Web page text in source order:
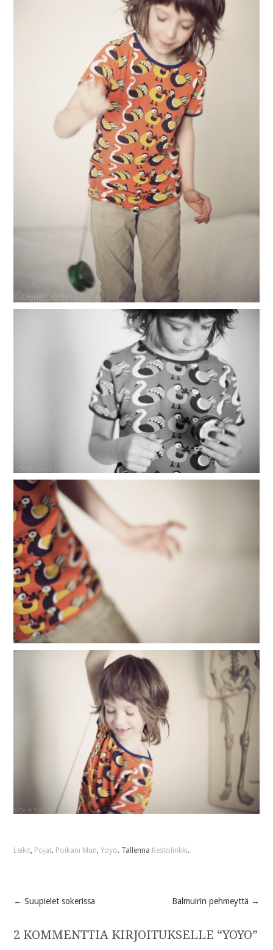
Leikit, Pojat. Poikani Mun,Yoyo. Tallenna Kestolinkki.
Post
navigation
← Suupielet sokerissa Balmuirin pehmeyttä →
2 KOMMENTTIA KIRJOITUKSELLE “YOYO”